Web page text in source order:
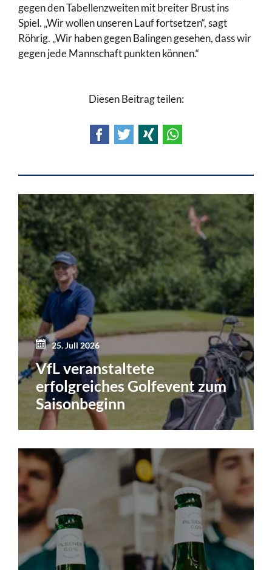
gegen den Tabellenzweiten mit breiter Brust ins
Spiel. „Wir wollen unseren Lauf fortsetzen“, sagt
Röhrig. „Wir haben gegen Balingen gesehen, dass wir
gegen jede Mannschaft punkten können.“
Diesen Beitrag teilen:
FacebookTwitterXing
25. Juli 2026
VfL veranstaltete
erfolgreiches Golfevent zum
Saisonbeginn